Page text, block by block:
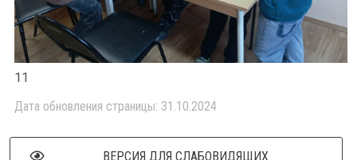
11
Дата обновления страницы: 31.10.2024
ВЕРСИЯ ДЛЯ СЛАБОВИДЯЩИХ